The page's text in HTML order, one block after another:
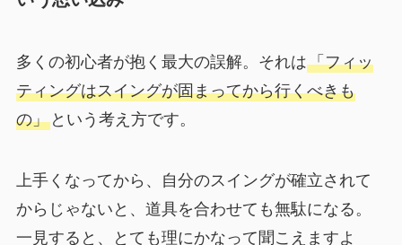
多くの初心者が抱く最大の誤解。それは「フィッ
ティングはスイングが固まってから行くべきも
の」という考え方です。
上手くなってから、自分のスイングが確立されて
からじゃないと、道具を合わせても無駄になる。
一見すると、とても理にかなって聞こえますよ